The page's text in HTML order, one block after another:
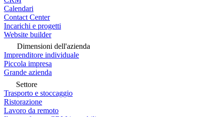
Calendari
Contact Center
Incarichi e progetti
Website builder
Dimensioni dell'azienda
Imprenditore individuale
Piccola impresa
Grande azienda
Settore
Trasporto e stoccaggio
Ristorazione
Lavoro da remoto